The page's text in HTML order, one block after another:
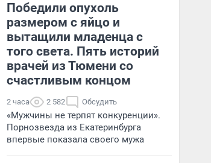
Победили опухоль
размером с яйцо и
вытащили младенца с
того света. Пять историй
врачей из Тюмени со
счастливым концом
2 часа 2 582 Обсудить
«Мужчины не терпят конкуренции».
Порнозвезда из Екатеринбурга
впервые показала своего мужа